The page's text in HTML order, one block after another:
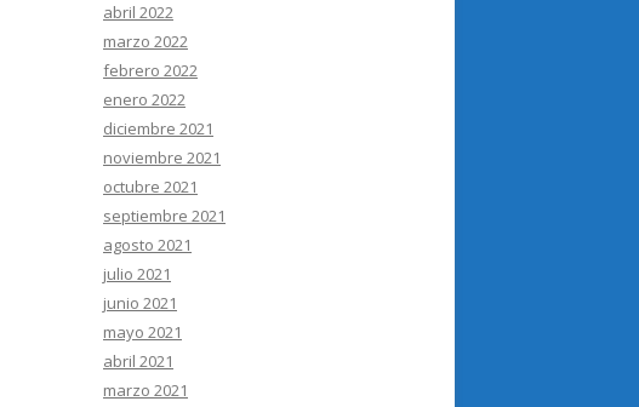
abril 2022
marzo 2022
febrero 2022
enero 2022
diciembre 2021
noviembre 2021
octubre 2021
septiembre 2021
agosto 2021
julio 2021
junio 2021
mayo 2021
abril 2021
marzo 2021